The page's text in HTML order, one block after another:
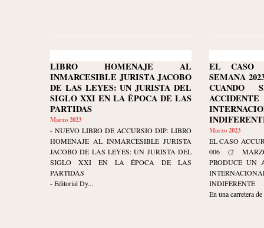
LIBRO HOMENAJE AL
INMARCESIBLE JURISTA JACOBO
DE LAS LEYES: UN JURISTA DEL
SIGLO XXI EN LA ÉPOCA DE LAS
PARTIDAS
Marzo 2023
- NUEVO LIBRO DE ACCURSIO DIP: LIBRO
HOMENAJE AL INMARCESIBLE JURISTA
JACOBO DE LAS LEYES: UN JURISTA DEL
SIGLO XXI EN LA ÉPOCA DE LAS
PARTIDAS
- Editorial Dy...
EL CASO
SEMANA
CUANDO
Marzo 2023
EL CASO
006 (2
PRODUCE UN
INDIFERENTE
En una carretera